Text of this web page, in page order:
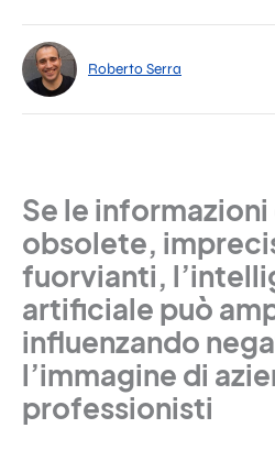
Roberto Serra
Se le
obsolete,
fuorvianti,
artificiale può
influenzando
l’immagine di
professionisti